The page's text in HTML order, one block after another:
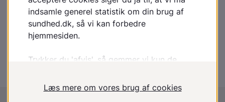
Psoriasis vulgaris
Psoriasisgigt, storetå